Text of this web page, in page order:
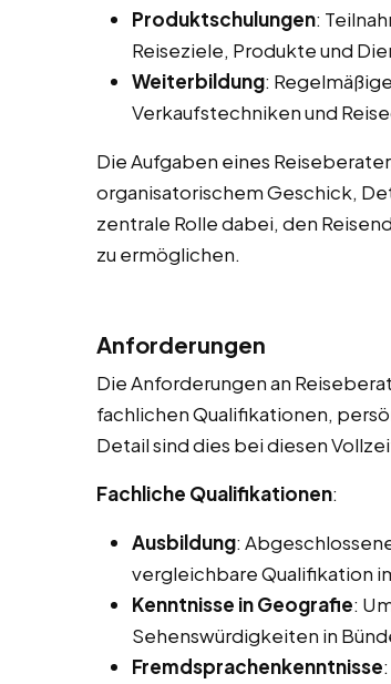
Produktschulungen:
Reiseziele, Produkte und
Weiterbildung:
Verkaufstechniken und
Die Aufgaben eines
organisatorischem Geschick,
zentrale Rolle dabei, den
zu ermöglichen.
Anforderungen
Die Anforderungen an
fachlichen Qualifikationen,
Detail sind dies bei diesen
Fachliche Qualifikationen:
Ausbildung:
vergleichbare Qualifikation
Kenntnisse in Geografie:
Sehenswürdigkeiten in
Fremdsprachenkenntnisse